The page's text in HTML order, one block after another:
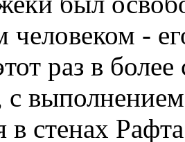
человеком -
раз в
с
в стенах